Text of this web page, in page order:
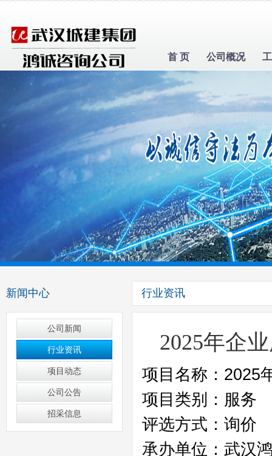
首 页 公司概况
新闻中心
公司新闻
行业资讯
项目动态
公司公告
招采信息
行业资讯
2025年企